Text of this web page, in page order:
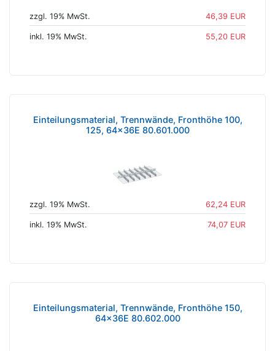
zzgl. 19% MwSt. 46,39 EUR
inkl. 19% MwSt. 55,20 EUR
Einteilungsmaterial, Trennwände, Fronthöhe 100,
125, 64x36E 80.601.000
zzgl. 19% MwSt. 62,24 EUR
inkl. 19% MwSt. 74,07 EUR
Einteilungsmaterial, Trennwände, Fronthöhe 150,
64x36E 80.602.000